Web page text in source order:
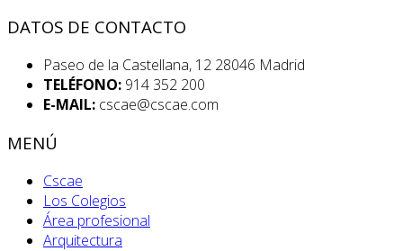
DATOS DE CONTACTO
Paseo de la Castellana, 12 28046 Madrid
TELÉFONO: 914 352 200
E-MAIL: cscae@cscae.com
MENÚ
Cscae
Los Colegios
Área profesional
Arquitectura